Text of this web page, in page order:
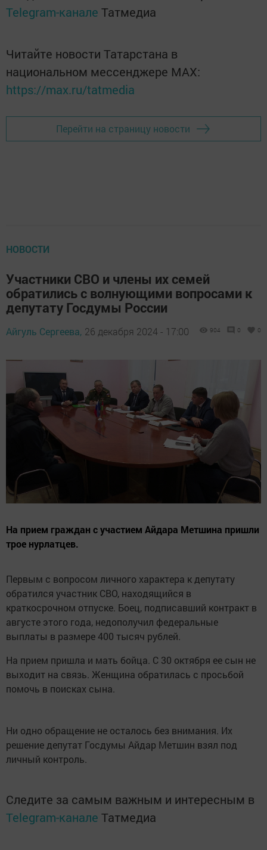
Telegram-канале Татмедиа
Читайте новости Татарстана в
национальном мессенджере MАХ:
https://max.ru/tatmedia
Перейти на страницу новости
НОВОСТИ
Участники СВО и члены их семей
обратились с волнующими вопросами к
депутату Госдумы России
Айгуль Сергеева, 26 декабря 2024 - 17:00 904 0 0
На прием граждан с участием Айдара Метшина пришли
трое нурлатцев.
Первым с вопросом личного характера к депутату
обратился участник СВО, находящийся в
краткосрочном отпуске. Боец, подписавший контракт в
августе этого года, недополучил федеральные
выплаты в размере 400 тысяч рублей.
На прием пришла и мать бойца. С 30 октября ее сын не
выходит на связь. Женщина обратилась с просьбой
помочь в поисках сына.
Ни одно обращение не осталось без внимания. Их
решение депутат Госдумы Айдар Метшин взял под
личный контроль.
Следите за самым важным и интересным в
Telegram-канале Татмедиа